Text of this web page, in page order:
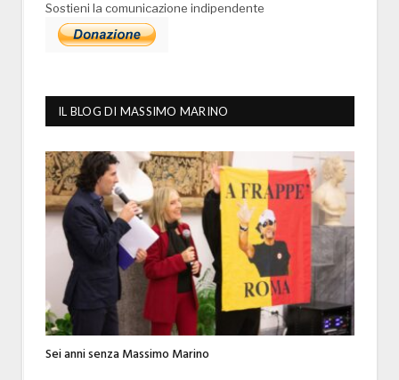
Sostieni la comunicazione indipendente
IL BLOG DI MASSIMO MARINO
Sei anni senza Massimo Marino